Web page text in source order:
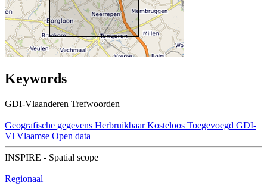
Keywords
GDI-Vlaanderen Trefwoorden
Geografische gegevens Herbruikbaar Kosteloos Toegevoegd GDI-
Vl Vlaamse Open data
INSPIRE - Spatial scope
Regionaal